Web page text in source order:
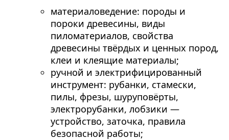
материаловедение: породы и
пороки древесины, виды
пиломатериалов, свойства
древесины твёрдых и ценных пород,
клеи и клеящие материалы;
ручной и электрифицированный
инструмент: рубанки, стамески,
пилы, фрезы, шуруповёрты,
электрорубанки, лобзики —
устройство, заточка, правила
безопасной работы;